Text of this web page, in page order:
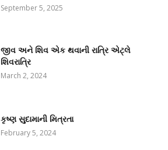
September 5, 2025
જીવ અને શિવ એક થવાની રાત્રિ એટ્લે
શિવરાત્રિ
March 2, 2024
કૃષ્ણ સુદામાની મિત્રતા
February 5, 2024